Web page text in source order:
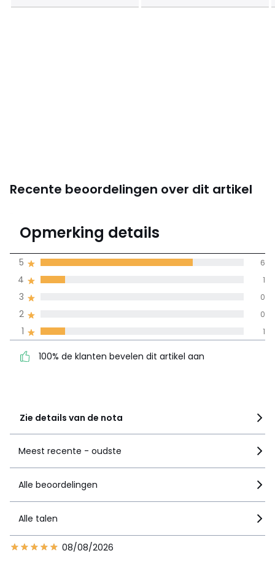
Recente beoordelingen over dit artikel
4,4
gemiddelde bereikt
door alle landen
100% gecertificeerde beoordelingen,
3 0
4 1
5
Zie details van de nota
Opmerking details
1 1
2 0
3 0
4 1
5 6
100% de klanten bevelen dit artikel aan
Meest recente - oudste
Alle beoordelingen
Alle talen
08/08/2026